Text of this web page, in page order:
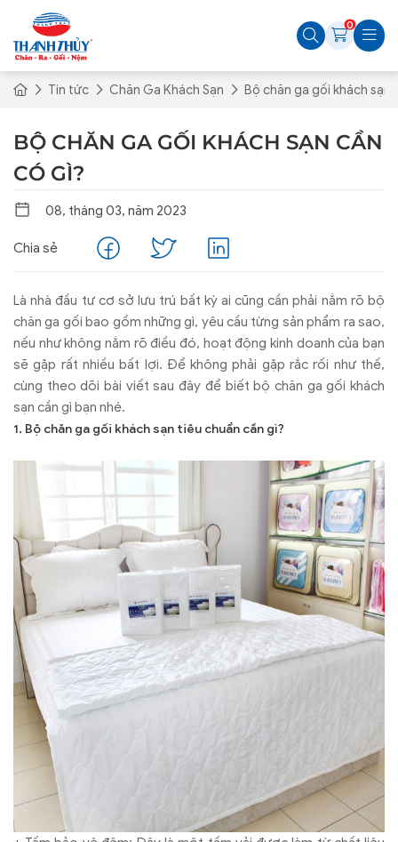
0
Tin tức Chăn Ga Khách Sạn Bộ chăn ga gối khách sạn
BỘ CHĂN GA GỐI KHÁCH SẠN CẦN
CÓ GÌ?
08, tháng 03, năm 2023
Chia sẻ
Là nhà đầu tư cơ sở lưu trú bất kỳ ai cũng cần phải nắm rõ bộ
chăn ga gối bao gồm những gì, yêu cầu từng sản phẩm ra sao,
nếu như không nắm rõ điều đó, hoạt động kinh doanh của bạn
sẽ gặp rất nhiều bất lợi. Để không phải gặp rắc rối như thế,
cùng theo dõi bài viết sau đây để biết bộ chăn ga gối khách
sạn cần gì bạn nhé.
1. Bộ chăn ga gối khách sạn tiêu chuẩn cần gì?